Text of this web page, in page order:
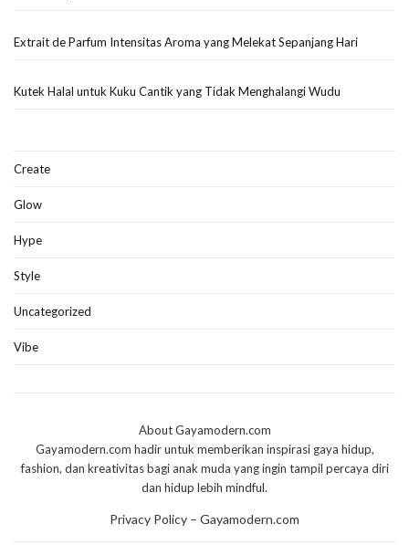
Extrait de Parfum Intensitas Aroma yang Melekat Sepanjang Hari
Kutek Halal untuk Kuku Cantik yang Tidak Menghalangi Wudu
Create
Glow
Hype
Style
Uncategorized
Vibe
About Gayamodern.com
Gayamodern.com hadir untuk memberikan inspirasi gaya hidup,
fashion, dan kreativitas bagi anak muda yang ingin tampil percaya diri
dan hidup lebih mindful.
Privacy Policy – Gayamodern.com